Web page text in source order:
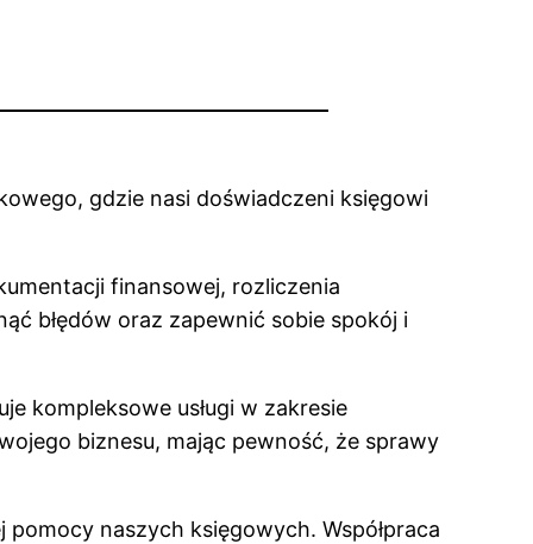
gdzie nasi doświadczeni księgowi
finansowej, rozliczenia
błędów oraz zapewnić sobie spokój i
kompleksowe usługi w zakresie
biznesu, mając pewność, że sprawy
naszych księgowych. Współpraca